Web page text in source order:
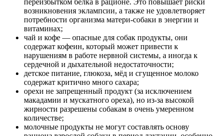
возникновения эклампсии, а также не удовлетворяет
потребности организма матери-собаки в энергии и
витаминах;
чай и кофе — опасные для собак продукты, они
содержат кофеин, который может привести к
нарушениям в работе нервной системы, а иногда к
сердечной и дыхательной недостаточности;
детское питание, глюкоза, мёд и сгущенное молоко
содержат критично много сахара;
орехи не запрещенный продукт (за исключением
макадамии и мускатного ореха), но из-за высокой
жирности разрешены собакам в очень умеренном
количестве;
молочные продукты не могут составлять основу